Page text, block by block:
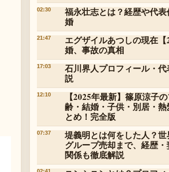
02:30
福永壮志とは？経歴や代
婚
21:47
エグザイルあつしの現在
婚、事故の真相
17:03
石川界人プロフィール・
説
12:10
【2025年最新】篠原涼子
齢・結婚・子供・別居・
とめ！完全版
07:37
堤義明とは何をした人？
グループ売却まで、経歴
関係も徹底解説